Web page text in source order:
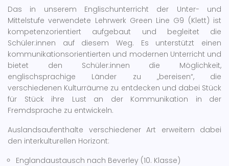
Das in unserem Englischunterricht der Unter- und
Mittelstufe verwendete Lehrwerk Green Line G9 (Klett) ist
kompetenzorientiert aufgebaut und begleitet die
Schüler:innen auf diesem Weg. Es unterstützt einen
kommunikationsorientierten und modernen Unterricht und
bietet den Schüler:innen die Möglichkeit,
englischsprachige Länder zu „bereisen“, die
verschiedenen Kulturräume zu entdecken und dabei Stück
für Stück ihre Lust an der Kommunikation in der
Fremdsprache zu entwickeln.
Auslandsaufenthalte verschiedener Art erweitern dabei
den interkulturellen Horizont:
Englandaustausch nach Beverley (10. Klasse)